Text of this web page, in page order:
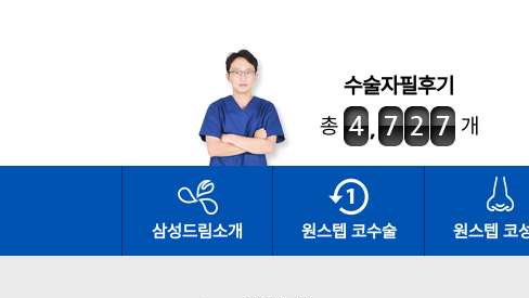
수술자필후기
총
개
삼성드림소개 원스텝 코수술 원스텝 코